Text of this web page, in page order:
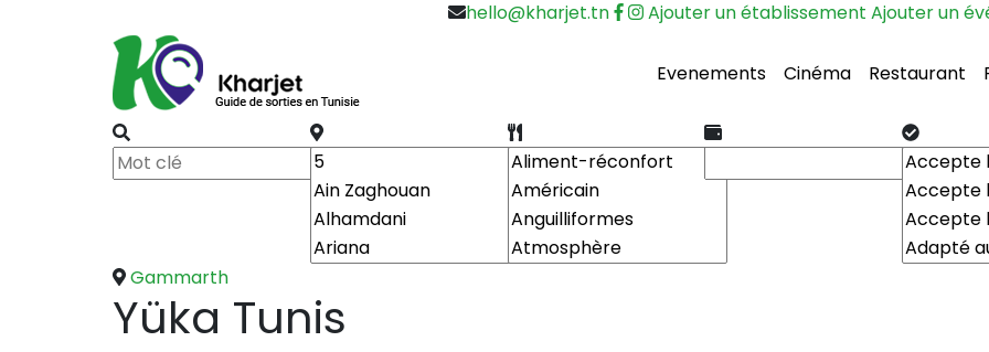
hello@kharjet.tn Ajouter un établissement Ajouter un
Evenements Cinéma Restaurant
Gammarth
Yüka Tunis